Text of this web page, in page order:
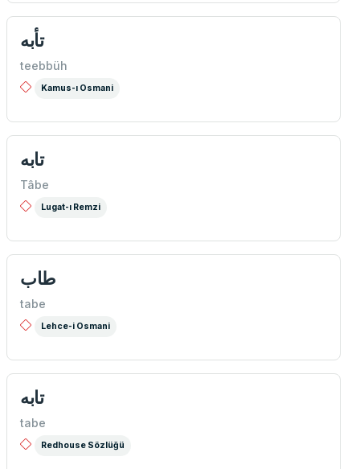
تأبه
teebbüh
Kamus-ı Osmani
تابه
Tâbe
Lugat-ı Remzi
طاب
tabe
Lehce-i Osmani
تابه
tabe
Redhouse Sözlüğü